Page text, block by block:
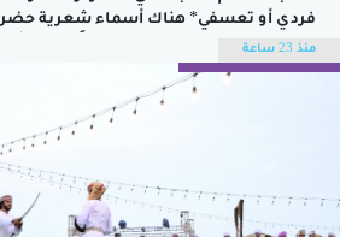
فردي أو تعسفي* هناك أسماء شعرية
قطيعة معروفة مع الاتحاد مؤخراً صدرت
بعنوان "كتاب القلق"، أشرف عليها ثلاثة
منذ 23 ساعة